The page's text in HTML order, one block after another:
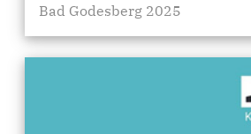
Bad Godesberg 2025